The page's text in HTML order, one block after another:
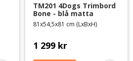
TM201 4Dogs Trimbord
Bone - blå matta
81x54,5x81 cm (LxBxH)
1 299 kr